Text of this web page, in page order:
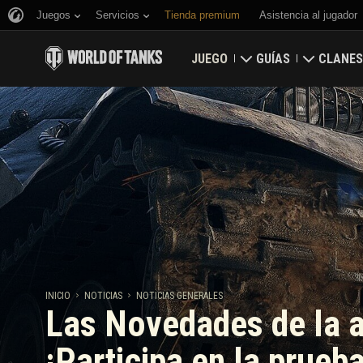
Juegos Servicios Tienda premium Asistencia al jugador
JUEGO
Descargar
Canjear códigos de bonificación
Noticias
Valoraciones
Actualizaciones
Carropedia
Música
GUÍAS
Guía para novatos
Guía general
Economía del juego
Seguridad
Logros
Política de juego
Game Center de
CLANES
Mapa
INICIO NOTICIAS NOTICIAS GENERALES
Las Novedades de la